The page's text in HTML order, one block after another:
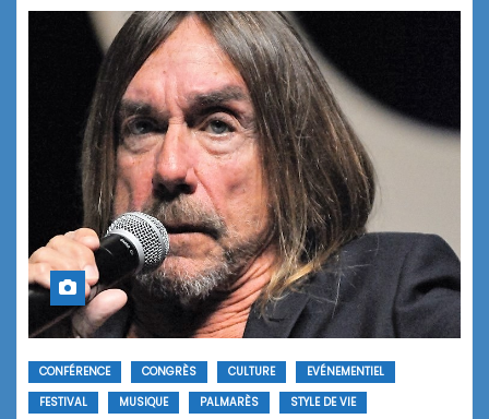
CONFÉRENCE CONGRÈS CULTURE
EVÉNEMENTIEL
FESTIVAL
MUSIQUE PALMARÈS STYLE DE VIE